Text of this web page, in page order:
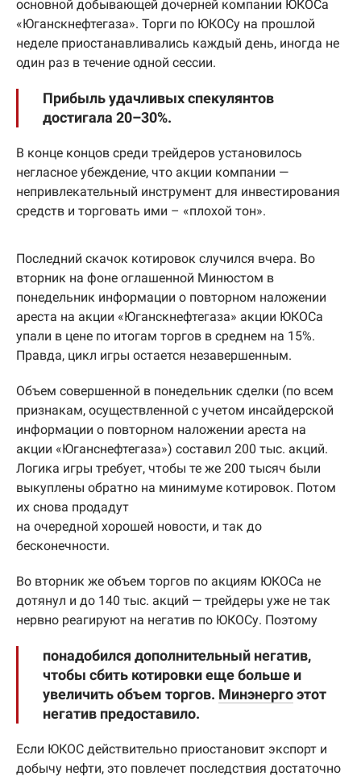
основной добывающей дочерней компании ЮКОСа
«Юганскнефтегаза». Торги по ЮКОСу на прошлой
неделе приостанавливались каждый день, иногда не
один раз в течение одной сессии.
Прибыль удачливых спекулянтов
достигала 20–30%.
В конце концов среди трейдеров установилось
негласное убеждение, что акции компании —
непривлекательный инструмент для инвестирования
средств и торговать ими – «плохой тон».
Последний скачок котировок случился вчера. Во
вторник на фоне оглашенной Минюстом в
понедельник информации о повторном наложении
ареста на акции «Юганскнефтегаза» акции ЮКОСа
упали в цене по итогам торгов в среднем на 15%.
Правда, цикл игры остается незавершенным.
Объем совершенной в понедельник сделки (по всем
признакам, осуществленной с учетом инсайдерской
информации о повторном наложении ареста на
акции «Юганснефтегаза») составил 200 тыс. акций.
Логика игры требует, чтобы те же 200 тысяч были
выкуплены обратно на минимуме котировок. Потом
их снова продадут
на очередной хорошей новости, и так до
бесконечности.
Во вторник же объем торгов по акциям ЮКОСа не
дотянул и до 140 тыс. акций — трейдеры уже не так
нервно реагируют на негатив по ЮКОСу. Поэтому
понадобился дополнительный негатив,
чтобы сбить котировки еще больше и
увеличить объем торгов. Минэнергоэтот
негатив предоставило.
Если ЮКОС действительно приостановит экспорт и
добычу нефти, это повлечет последствия достаточно